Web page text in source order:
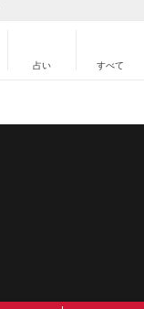
占い すべて